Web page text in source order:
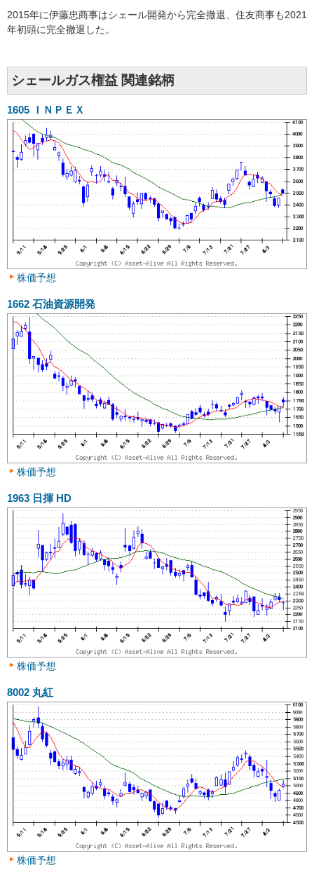
2015年に伊藤忠商事はシェール開発から完全撤退、住友商事も2021
年初頭に完全撤退した。
シェールガス権益 関連銘柄
1605 ＩＮＰＥＸ
株価予想
1662 石油資源開発
株価予想
1963 日揮 HD
株価予想
8002 丸紅
株価予想